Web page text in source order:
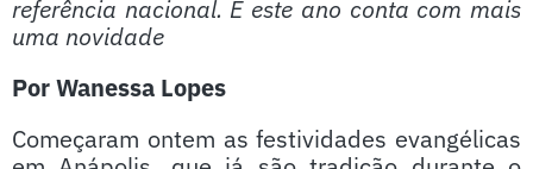
referência nacional. E este ano conta com mais
uma novidade
Por Wanessa Lopes
Começaram ontem as festividades evangélicas